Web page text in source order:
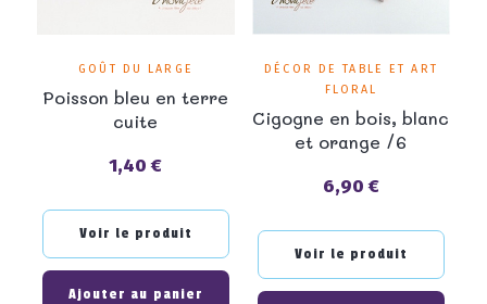
GOÛT DU LARGE
Poisson bleu en terre
cuite
Prix
1,40 €
Voir le produit
Ajouter au panier
DÉCOR DE TABLE ET ART
FLORAL
Cigogne en bois, blanc
et orange /6
Prix
6,90 €
Voir le produit